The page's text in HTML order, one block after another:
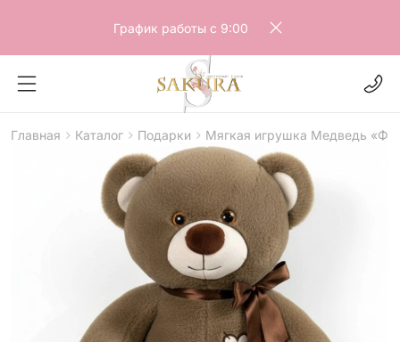
График работы с 9:00
Главная Каталог Подарки Мягкая игрушка Медведь